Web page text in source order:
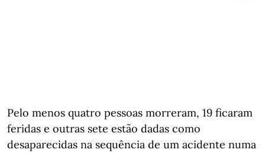
Pelo menos quatro pessoas morreram, 19 ficaram
feridas e outras sete estão dadas como
desaparecidas na sequência de um acidente numa